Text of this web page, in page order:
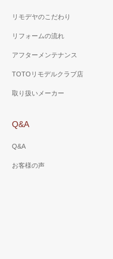
（洗面所）
３面鏡で小物類が収納でき、
ンや洗面ボールのお掃除に便
リモデヤのこだわり
リフォームの流れ
アフターメンテナンス
TOTOリモデルクラブ店
取り扱いメーカー
Q&A
Q&A
お客様の声